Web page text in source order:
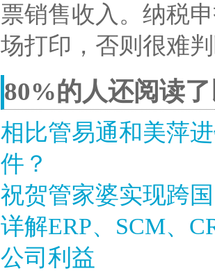
票销售收入。纳税
场打印，否则很难
80%的人还阅读
相比管易通和美萍
件？
祝贺管家婆实现跨
详解ERP、SCM、
公司利益